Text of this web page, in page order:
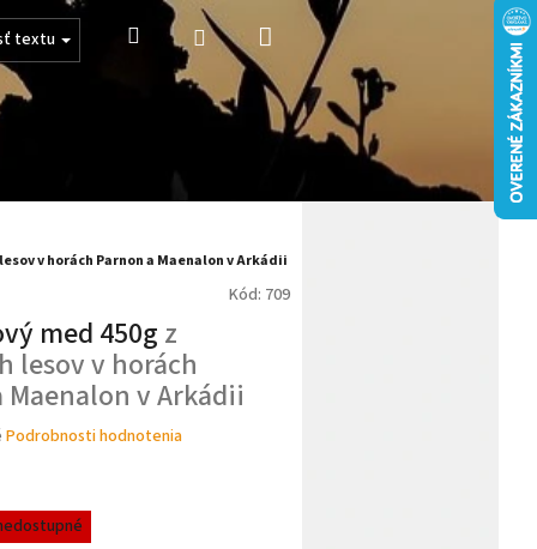
textu Hľadať PrihlásenieNákupný
košík
v horách Parnon a Maenalon v Arkádii
Kód: 709
med 450gz
lesov v horách
Maenalon v Arkádii
Podrobnosti hodnotenia